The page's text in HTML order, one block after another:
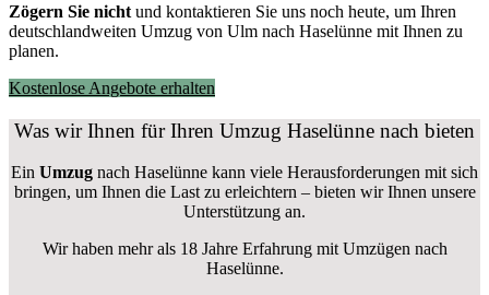
Zögern Sie nicht und kontaktieren Sie uns noch heute, um Ihren
deutschlandweiten Umzug von Ulm nach Haselünne mit Ihnen zu
planen.
Kostenlose Angebote erhalten
Was wir Ihnen für Ihren Umzug Haselünne nach bieten
Ein Umzug nach Haselünne kann viele Herausforderungen mit sich
bringen, um Ihnen die Last zu erleichtern – bieten wir Ihnen unsere
Unterstützung an.
Wir haben mehr als 18 Jahre Erfahrung mit Umzügen nach
Haselünne.